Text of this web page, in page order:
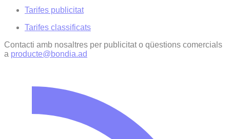
Tarifes publicitat
Tarifes classificats
Contacti amb nosaltres per publicitat o qüestions comercials
a producte@bondia.ad